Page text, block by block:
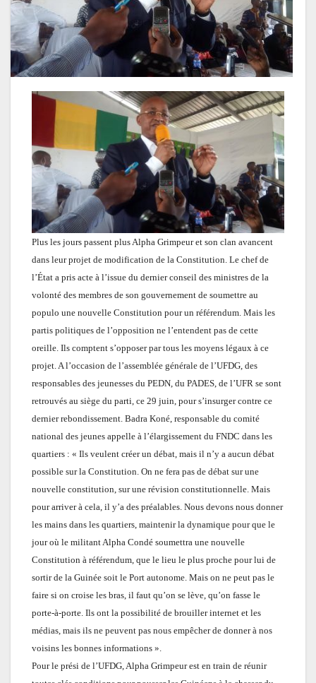
Plus les jours passent plus Alpha Grimpeur et son clan avancent
dans leur projet de modification de la Constitution. Le chef de
l’État a pris acte à l’issue du dernier conseil des ministres de la
volonté des membres de son gouvernement de soumettre au
populo une nouvelle Constitution pour un référendum. Mais les
partis politiques de l’opposition ne l’entendent pas de cette
oreille. Ils comptent s’opposer par tous les moyens légaux à ce
projet. A l’occasion de l’assemblée générale de l’UFDG, des
responsables des jeunesses du PEDN, du PADES, de l’UFR se sont
retrouvés au siège du parti, ce 29 juin, pour s’insurger contre ce
dernier rebondissement. Badra Koné, responsable du comité
national des jeunes appelle à l’élargissement du FNDC dans les
quartiers : « Ils veulent créer un débat, mais il n’y a aucun débat
possible sur la Constitution. On ne fera pas de débat sur une
nouvelle constitution, sur une révision constitutionnelle. Mais
pour arriver à cela, il y’a des préalables. Nous devons nous donner
les mains dans les quartiers, maintenir la dynamique pour que le
jour où le militant Alpha Condé soumettra une nouvelle
Constitution à référendum, que le lieu le plus proche pour lui de
sortir de la Guinée soit le Port autonome. Mais on ne peut pas le
faire si on croise les bras, il faut qu’on se lève, qu’on fasse le
porte-à-porte. Ils ont la possibilité de brouiller internet et les
médias, mais ils ne peuvent pas nous empêcher de donner à nos
voisins les bonnes informations ».
Pour le prési de l’UFDG, Alpha Grimpeur est en train de réunir